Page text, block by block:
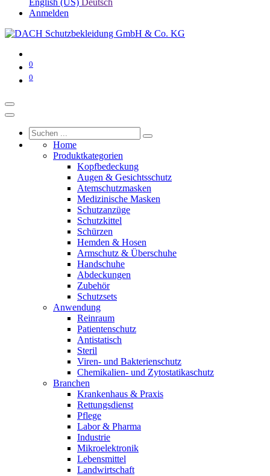
Anmelden
0
0
Home
Produktkategorien
Kopfbedeckung
Augen & Gesichtsschutz
Atemschutzmasken
Medizinische Masken
Schutzanzüge
Schutzkittel
Schürzen
Hemden & Hosen
Armschutz & Überschuhe
Handschuhe
Abdeckungen
Zubehör
Schutzsets
Anwendung
Reinraum
Patientenschutz
Antistatisch
Steril
Viren- und Bakterienschutz
Chemikalien- und Zytostatikaschutz
Branchen
Krankenhaus & Praxis
Rettungsdienst
Pflege
Labor & Pharma
Industrie
Mikroelektronik
Lebensmittel
Landwirtschaft